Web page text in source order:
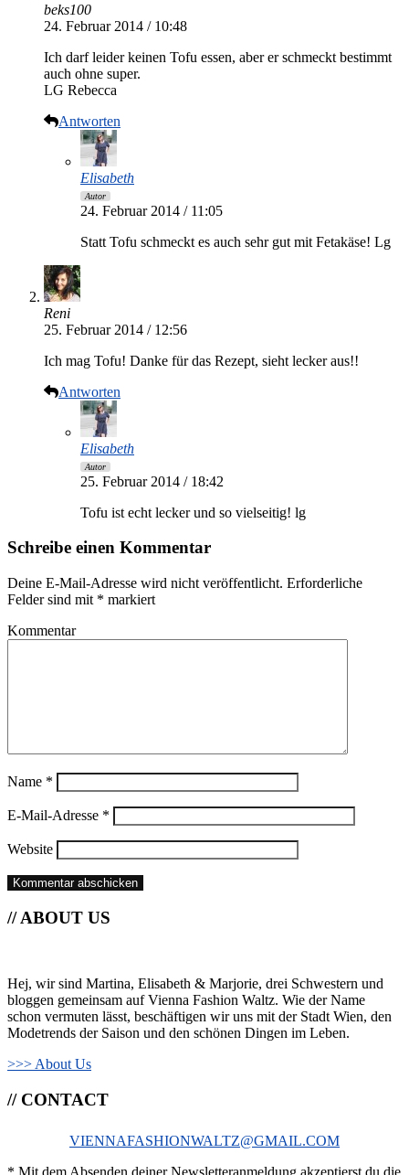
beks100
24. Februar 2014 / 10:48
Ich darf leider keinen Tofu essen, aber er schmeckt bestimmt
auch ohne super.
LG Rebecca
Antworten
Elisabeth
Autor
24. Februar 2014 / 11:05
Statt Tofu schmeckt es auch sehr gut mit Fetakäse! Lg
Reni
25. Februar 2014 / 12:56
Ich mag Tofu! Danke für das Rezept, sieht lecker aus!!
Antworten
Elisabeth
Autor
25. Februar 2014 / 18:42
Tofu ist echt lecker und so vielseitig! lg
Schreibe einen Kommentar
Deine E-Mail-Adresse wird nicht veröffentlicht. Erforderliche
Felder sind mit * markiert
Kommentar
Name *
E-Mail-Adresse *
Website
// ABOUT US
Hej, wir sind Martina, Elisabeth & Marjorie, drei Schwestern und
bloggen gemeinsam auf Vienna Fashion Waltz. Wie der Name
schon vermuten lässt, beschäftigen wir uns mit der Stadt Wien, den
Modetrends der Saison und den schönen Dingen im Leben.
>>> About Us
// CONTACT
VIENNAFASHIONWALTZ@GMAIL.COM